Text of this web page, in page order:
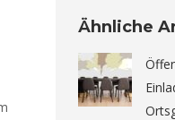
Ähnliche